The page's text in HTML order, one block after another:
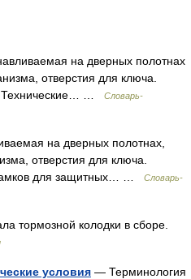
на дверных полотнах
отверстия для ключа.
Технические… …
Словарь-
на дверных полотнах,
отверстия для ключа.
для защитных… …
Словарь-
тормозной колодки в сборе.
условия — Терминология